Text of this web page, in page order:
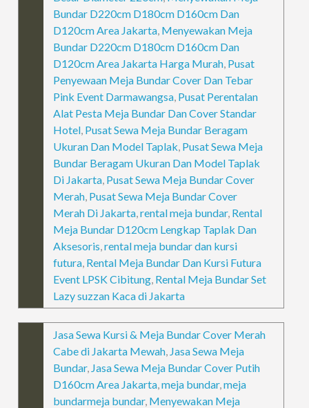
Bundar D220cm D180cm D160cm Dan
D120cm Area Jakarta, Menyewakan Meja
Bundar D220cm D180cm D160cm Dan
D120cm Area Jakarta Harga Murah, Pusat
Penyewaan Meja Bundar Cover Dan Tebar
Pink Event Darmawangsa, Pusat Perentalan
Alat Pesta Meja Bundar Dan Cover Standar
Hotel, Pusat Sewa Meja Bundar Beragam
Ukuran Dan Model Taplak, Pusat Sewa Meja
Bundar Beragam Ukuran Dan Model Taplak
Di Jakarta, Pusat Sewa Meja Bundar Cover
Merah, Pusat Sewa Meja Bundar Cover
Merah Di Jakarta,rental meja bundar, Rental
Meja Bundar D120cm Lengkap Taplak Dan
Aksesoris,rental meja bundar dan kursi
futura, Rental Meja Bundar Dan Kursi Futura
Event LPSK Cibitung, Rental Meja Bundar Set
Lazy suzzan Kaca di Jakarta
Jasa Sewa Kursi & Meja Bundar Cover Merah
Cabe di Jakarta Mewah, Jasa Sewa Meja
Bundar, Jasa Sewa Meja Bundar Cover Putih
D160cm Area Jakarta,meja bundar,meja
bundarmeja bundar, Menyewakan Meja